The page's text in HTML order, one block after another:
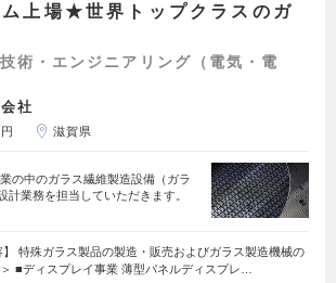
上場★世界トップクラスのガ
術・エンジニアリング（電気・電
社
滋賀県
の中のガラス繊維製造設備（ガラ
計業務を担当していただきます。
】 特殊ガラス製品の製造・販売およびガラス製造機械の
■ディスプレイ事業 薄型パネルディスプレ…